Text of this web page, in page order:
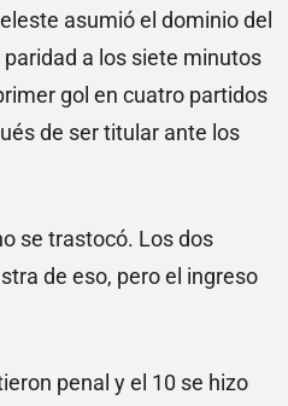
asumió el dominio del
a los siete minutos
gol en cuatro partidos
de ser titular ante los
se trastocó. Los dos
de eso, pero el ingreso
penal y el 10 se hizo